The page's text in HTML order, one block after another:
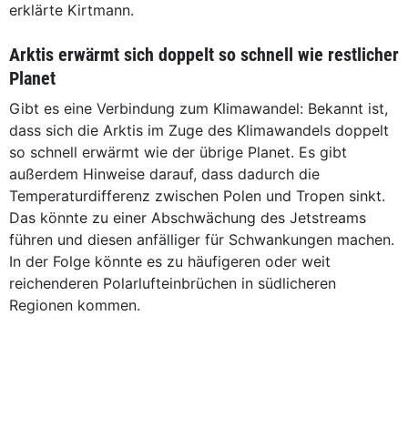
erklärte Kirtmann.
Arktis erwärmt sich doppelt so schnell wie restlicher
Planet
Gibt es eine Verbindung zum Klimawandel: Bekannt ist,
dass sich die Arktis im Zuge des Klimawandels doppelt
so schnell erwärmt wie der übrige Planet. Es gibt
außerdem Hinweise darauf, dass dadurch die
Temperaturdifferenz zwischen Polen und Tropen sinkt.
Das könnte zu einer Abschwächung des Jetstreams
führen und diesen anfälliger für Schwankungen machen.
In der Folge könnte es zu häufigeren oder weit
reichenderen Polarlufteinbrüchen in südlicheren
Regionen kommen.